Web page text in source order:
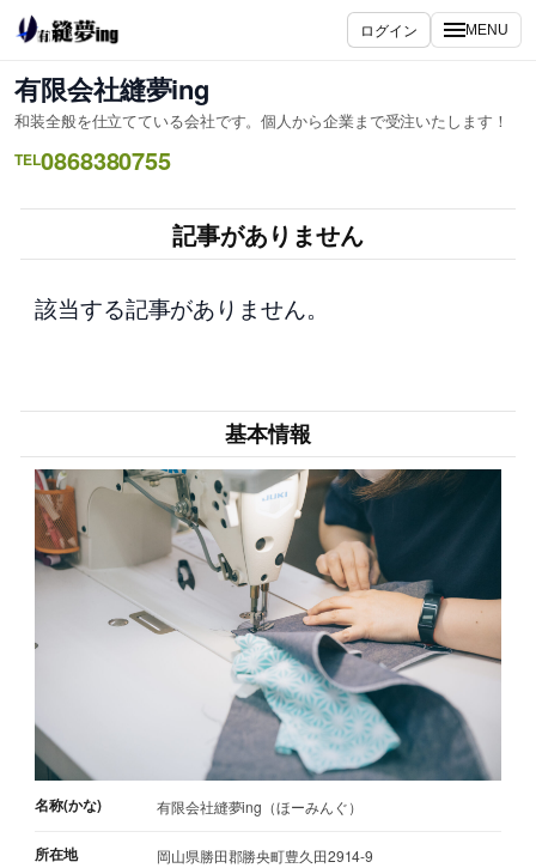
内
容
を
ス
キ
ッ
ログイン MENU
有限会社縫夢ing
和装全般を仕立てている会社です。個人から企業まで受注いたします！
TEL0868380755
記事がありません
該当する記事がありません。
基本情報
名称(かな) 有限会社縫夢ing（ほーみんぐ）
所在地 岡山県勝田郡勝央町豊久田2914-9